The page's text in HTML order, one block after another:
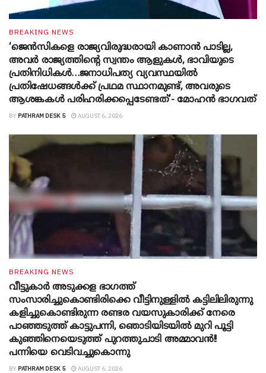
BREAKING NEWS
‘ജെൻസികളെ രാജ്യവിരുദ്ധരായി കാണാൻ പാടില്ല,
അവർ രാജ്യത്തിന്റെ സ്വന്തം ആളുകൾ, ഭാവിയുടെ
പ്രതിനിധികൾ…ജനാധിപത്യ വ്യവസ്ഥയിൽ
പ്രതിഷേധങ്ങൾക്ക് പ്രഥമ സ്ഥാനമുണ്ട്, അവരുടെ
ആശങ്കകൾ പരിഹരിക്കപ്പെടേണ്ടത്’- മോഹൻ ഭാ​ഗവത്
BY PATHRAM DESK 5 AUGUST 6, 2026
BREAKING NEWS
വീട്ടുകാർ അ‌ടുക്കള ഭാ​ഗത്ത്
സംസാരിച്ചുകൊണ്ടിരിക്കെ വീട്ടിനുള്ളിൽ കട്ടിലിലിരുന്നു
കളിച്ചുകൊണ്ടിരുന്ന രണ്ടര വയസുകാരിക്ക് നേരെ
പാഞ്ഞടുത്ത് കാട്ടുപന്നി, ‍ഞൊടിയി‌ടയിൽ മുറി പൂട്ടി
കുഞ്ഞിനെയെടുത്ത് പുറത്തുചാടി അമ്മാവൻ!!
പന്നിയെ വെടിവച്ചുകൊന്നു
BY PATHRAM DESK 5 AUGUST 6, 2026